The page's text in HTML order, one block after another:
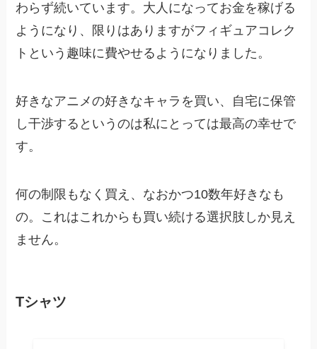
わらず続いています。大人になってお金を稼げる
ようになり、限りはありますがフィギュアコレク
トという趣味に費やせるようになりました。
好きなアニメの好きなキャラを買い、自宅に保管
し干渉するというのは私にとっては最高の幸せで
す。
何の制限もなく買え、なおかつ10数年好きなも
の。これはこれからも買い続ける選択肢しか見え
ません。
Tシャツ